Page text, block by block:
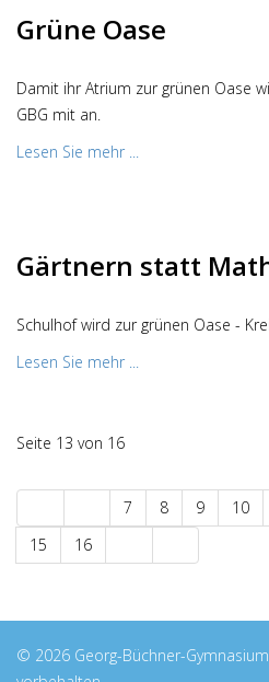
Grüne Oase
Damit ihr Atrium zur grünen Oase
GBG mit an.
Lesen Sie mehr ...
Gärtnern statt
Schulhof wird zur grünen Oase -
Lesen Sie mehr ...
Seite 13 von 16
7 8 9 10
15
16
© 2026 Georg-Büchner-